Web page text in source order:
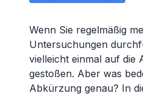
Wenn Sie regelmäßig
Untersuchungen
vielleicht einmal auf die
gestoßen. Aber was
Abkürzung genau? In